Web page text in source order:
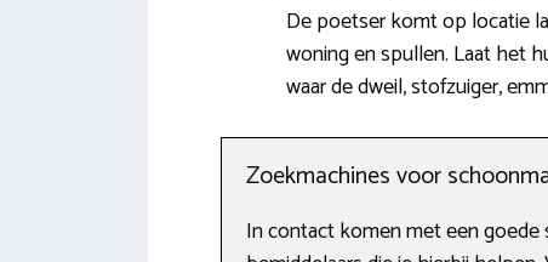
De poetser komt op locatie
woning en spullen. Laat het
waar de dweil, stofzuiger,
Zoekmachines voor
In contact komen met een goede